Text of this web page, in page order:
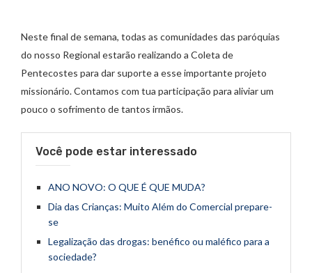
Neste final de semana, todas as comunidades das paróquias
do nosso Regional estarão realizando a Coleta de
Pentecostes para dar suporte a esse importante projeto
missionário. Contamos com tua participação para aliviar um
pouco o sofrimento de tantos irmãos.
Você pode estar interessado
ANO NOVO: O QUE É QUE MUDA?
Dia das Crianças: Muito Além do Comercial prepare-
se
Legalização das drogas: benéfico ou maléfico para a
sociedade?